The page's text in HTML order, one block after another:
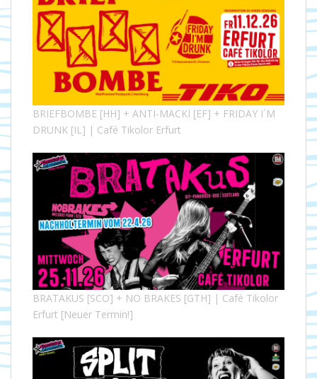
BRIEFBOMBE [HH] + ANTI-MACKI [EF] + FRIDAY I´M
DRUNK [IL] | Café Tikolor Erfurt
BRATAKUS [SCO] + NO BRAKES [GTH] | Café Tikolor
Erfurt [Neuer Termin!]